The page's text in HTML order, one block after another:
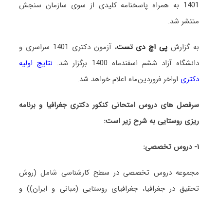
1401 به همراه پاسخنامه کلیدی از سوی سازمان سنجش
منتشر شد.
به گزارشپی اچ دی تست
، آزمون دکتری 1401 سراسری و
دانشگاه آزاد ششم اسفندماه 1400 برگزار شد.
نتایج اولیه
دکتری اواخر فروردین‌ماه اعلام خواهد شد.
سرفصل های دروس امتحانی کنکور دکتری جغرافیا و برنامه
ریزی روستایی به شرح زیر است:
۱- دروس تخصصی:
مجموعه دروس تخصصی در سطح کارشناسی شامل (روش
تحقیق در جغرافیا، جغرافیای روستایی (مبانی و ایران)) و